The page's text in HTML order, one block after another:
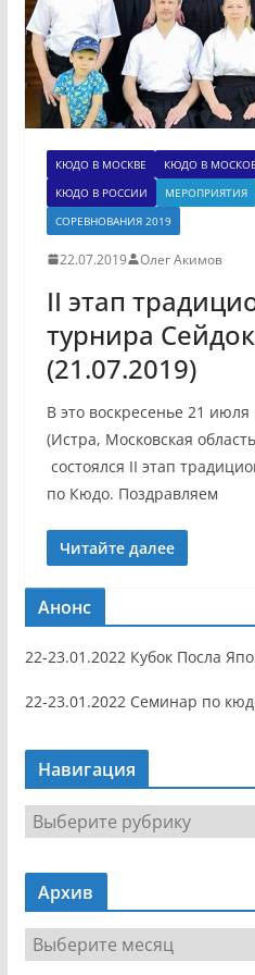
КЮДО В МОСКВЕ
КЮДО В
КЮДО В РОССИИ
МЕРОПРИЯТИЯ
СОРЕВНОВАНИЯ 2019
22.07.2019 Олег Акимов
II этап
турнира
(21.07.2019)
В это воскресенье 21
(Истра, Московская
состоялся II этап
по Кюдо. Поздравляем
Читайте далее
Анонс
22-23.01.2022 Кубок Посла
22-23.01.2022 Семинар по
Навигация
Н
а
в
г
Архив
р